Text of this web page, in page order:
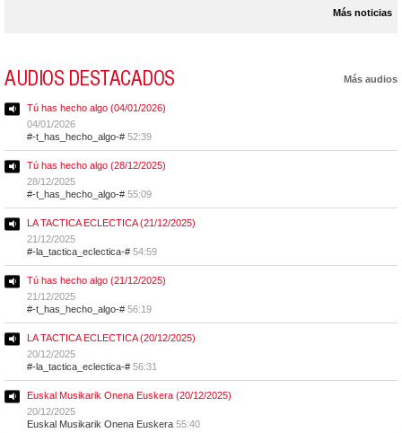
Más noticias
AUDIOS DESTACADOS Más audios
Tú has hecho algo (04/01/2026)
04/01/2026
#-t_has_hecho_algo-# 52:39
Tú has hecho algo (28/12/2025)
28/12/2025
#-t_has_hecho_algo-# 55:09
LA TACTICA ECLECTICA (21/12/2025)
21/12/2025
#-la_tactica_eclectica-# 54:59
Tú has hecho algo (21/12/2025)
21/12/2025
#-t_has_hecho_algo-# 56:19
LA TACTICA ECLECTICA (20/12/2025)
20/12/2025
#-la_tactica_eclectica-# 56:31
Euskal Musikarik Onena Euskera (20/12/2025)
20/12/2025
Euskal Musikarik Onena Euskera 55:40